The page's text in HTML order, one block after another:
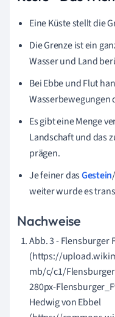
Eine Küste stellt die
Die Grenze ist ein
Wasser und Land
Bei Ebbe und Flut
Wasserbewegungen
Es gibt eine Menge
Landschaft und das
prägen.
Je feiner dasGestein
weiter wurde es
Nachweise
Abb. 3 - Flensburger
(https://
mb/c/c1/
280px-
Hedwig von Ebbel